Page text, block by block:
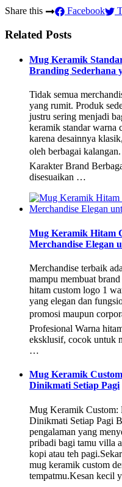
Share this
Facebook
Related Posts
Mug Keramik
Branding Sederhana
Tidak semua
yang rumit. Produk
justru sering menjadi
keramik standar warna
karena desainnya
oleh berbagai
Karakter Brand
disesuaikan …
Mug Keramik Hitam
Merchandise Elegan
Merchandise terbaik
mampu membuat
hitam custom logo 1
yang elegan dan
promosi maupun
Profesional Warna
eksklusif, cocok untuk
…
Mug Keramik
Dinikmati Setiap Pagi
Mug Keramik
Dinikmati Setiap Pagi
pengalaman yang
pribadi bagi tamu villa
kopi atau teh
mug keramik custom
tempatmu.Kesan kecil